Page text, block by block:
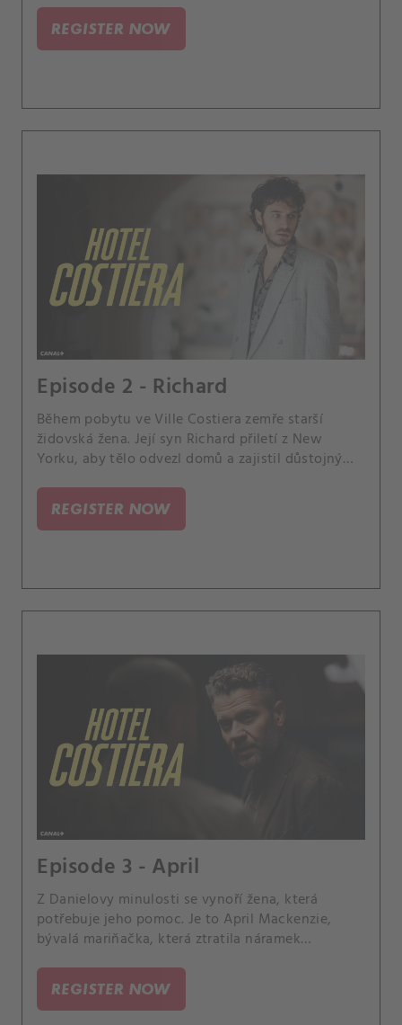
taková, jak se zdá – a vyřešení případu mu odhalí
další střípek pravdy, kterou hledá.
REGISTER NOW
Episode 2 - Richard
Během pobytu ve Ville Costiera zemře starší
židovská žena. Její syn Richard přiletí z New
Yorku, aby tělo odvezl domů a zajistil důstojný
REGISTER NOW
Episode 3 - April
Z Danielovy minulosti se vynoří žena, která
potřebuje jeho pomoc. Je to April Mackenzie,
bývalá mariňačka, která ztratila náramek
REGISTER NOW